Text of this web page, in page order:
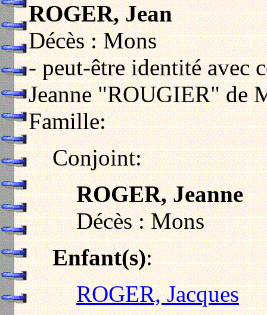
ROGER, Jean
Décès : Mons
- peut-être identité avec
Jeanne "ROUGIER" de
Famille:
Conjoint:
ROGER, Jeanne
Décès : Mons
Enfant(s):
ROGER, Jacques